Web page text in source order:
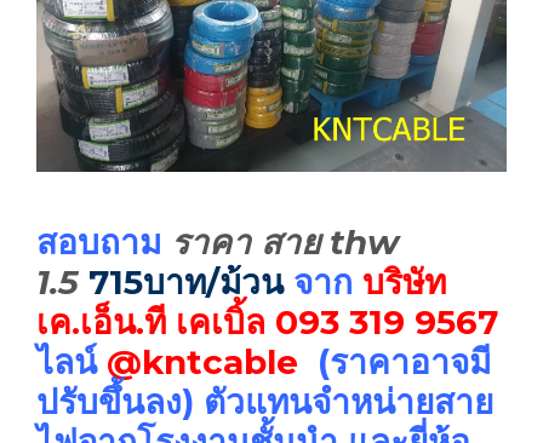
สอบถาม ราคา สาย thw
1.5 715บาท/ม้วน จาก บริษัท
เค.เอ็น.ที เคเบิ้ล 093 319 9567
ไลน์ @kntcable (ราคาอาจมี
ปรับขึ้นลง) ตัวแทนจำหน่ายสาย